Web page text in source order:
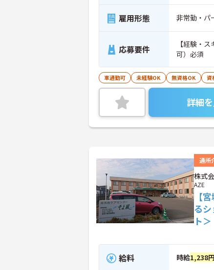
雇用形態 非常勤・パ
応募要件
【経験・
可）必須
車通勤可 未経験OK 無資格OK 資
詳細
通所
株式
AZE
【
る
ト＞
給料 時給1,238円